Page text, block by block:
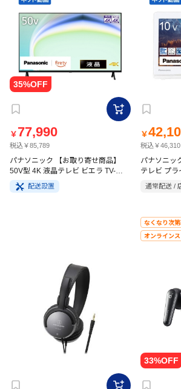
￥ 77,990
税込￥85,789
パナソニック 【お取り寄せ商品】
50V型 4K 液晶テレビ ビエラ TV-
50W80A
配送設置
￥
税込￥46,310
パナソニッ
テレビ プ
通常配送 /
なくなり次
オンライン